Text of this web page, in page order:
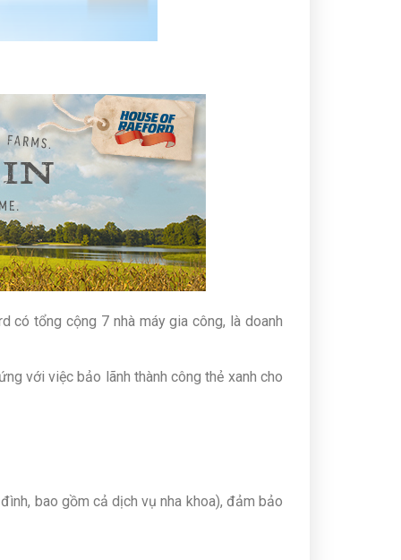
có tổng cộng 7 nhà máy gia công, là doanh
với việc bảo lãnh thành công thẻ xanh cho
bao gồm cả dịch vụ nha khoa), đảm bảo